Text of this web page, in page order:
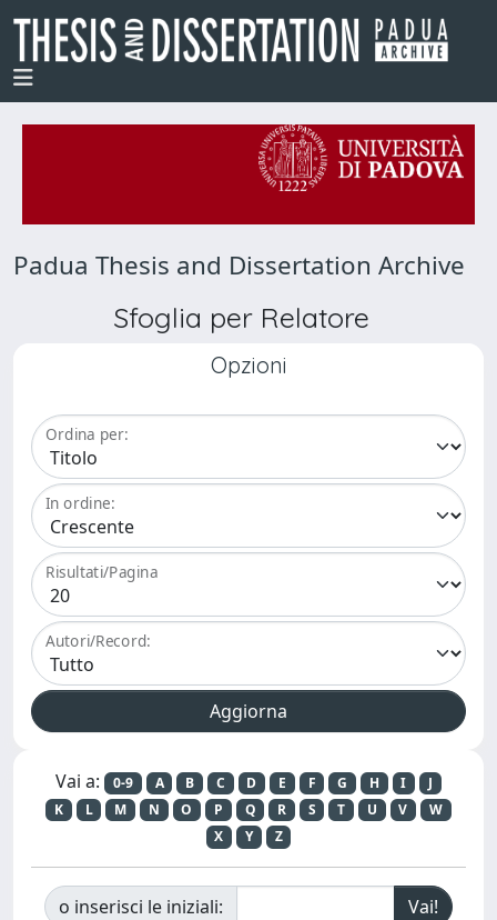
Padua Thesis and Dissertation Archive
Sfoglia per Relatore
Opzioni
Ordina per:
In ordine:
Risultati/Pagina
Autori/Record:
Vai a: 0-9 A B C D E F G H I
J
K
L M N O P Q R S T U V
W
X
Y Z
o inserisci le iniziali: